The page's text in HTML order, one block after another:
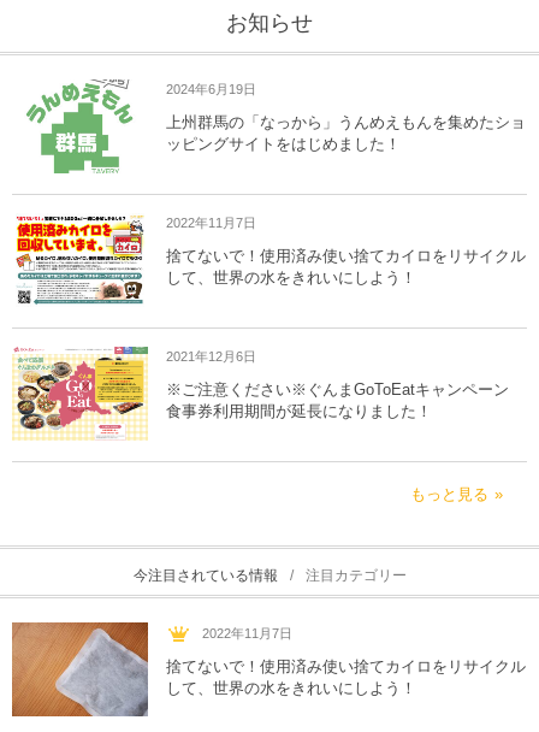
お知らせ
2024年6月19日
上州群馬の「なっから」うんめえもんを集めたショ
ッピングサイトをはじめました！
2022年11月7日
捨てないで！使用済み使い捨てカイロをリサイクル
して、世界の水をきれいにしよう！
2021年12月6日
※ご注意ください※ぐんまGoToEatキャンペーン
食事券利用期間が延長になりました！
もっと見る
今注目されている情報 注目カテゴリー
2022年11月7日
捨てないで！使用済み使い捨てカイロをリサイクル
して、世界の水をきれいにしよう！